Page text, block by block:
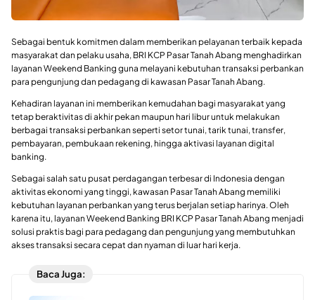
Sebagai bentuk komitmen dalam memberikan pelayanan terbaik kepada
masyarakat dan pelaku usaha, BRI KCP Pasar Tanah Abang menghadirkan
layanan Weekend Banking guna melayani kebutuhan transaksi perbankan
para pengunjung dan pedagang di kawasan Pasar Tanah Abang.
Kehadiran layanan ini memberikan kemudahan bagi masyarakat yang
tetap beraktivitas di akhir pekan maupun hari libur untuk melakukan
berbagai transaksi perbankan seperti setor tunai, tarik tunai, transfer,
pembayaran, pembukaan rekening, hingga aktivasi layanan digital
banking.
Sebagai salah satu pusat perdagangan terbesar di Indonesia dengan
aktivitas ekonomi yang tinggi, kawasan Pasar Tanah Abang memiliki
kebutuhan layanan perbankan yang terus berjalan setiap harinya. Oleh
karena itu, layanan Weekend Banking BRI KCP Pasar Tanah Abang menjadi
solusi praktis bagi para pedagang dan pengunjung yang membutuhkan
akses transaksi secara cepat dan nyaman di luar hari kerja.
Baca Juga: